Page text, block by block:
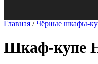
Главная /Чёрные шкафы-
Шкаф-купе